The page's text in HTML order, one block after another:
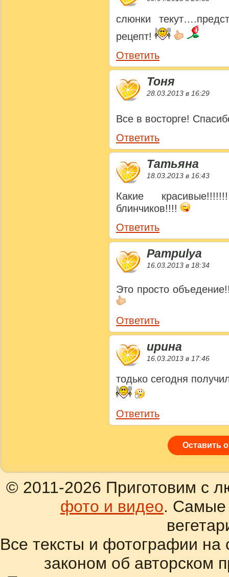
слюнки
рецепт!
Ответить
Тоня
28.03.2013 в 16:29
Все в восторге!
Ответить
Татьяна
18.03.2013 в 16:43
Какие
блинчиков!!!!
Ответить
Pampulya
16.03.2013 в 18:34
Это просто
Ответить
ирина
16.03.2013 в 17:46
тодько сегодня
Ответить
Оставить
© 2011-2026 Приготовим с
фото и видео. Самые
Все тексты и фотографии
законом об авторском